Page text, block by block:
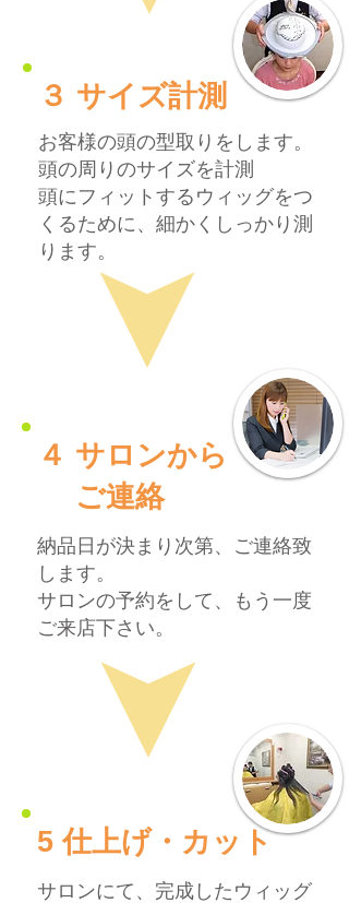
サロンにて、完成したウィッグ
​5 仕上げ・ カット
​４ サロンから
ご連絡
納品日が決まり次第、ご連絡致
します。
サロンの予約をして、もう一度
ご来店下さい。
​３ サイズ計測
お客様の頭の型取りをします。
頭の周りのサイズを計測
頭にフィットするウィッグをつ
くるために、細かくしっかり測
ります。